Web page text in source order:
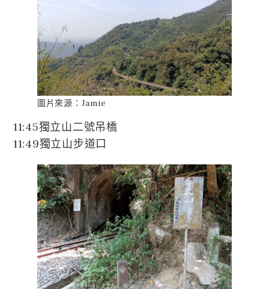
圖片來源：Jamie
11:45獨立山二號吊橋
11:49獨立山步道口